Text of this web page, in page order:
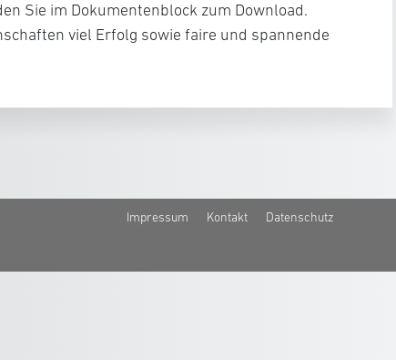
Sie im Dokumentenblock zum Download.
viel Erfolg sowie faire und spannende
Impressum Kontakt Datenschutz